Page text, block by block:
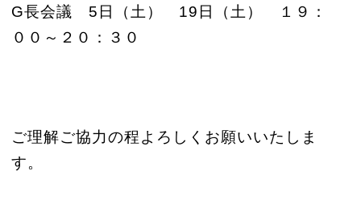
G長会議 5日（土） 19日（土） １９：
００～２０：３０
ご理解ご協力の程よろしくお願いいたしま
す。